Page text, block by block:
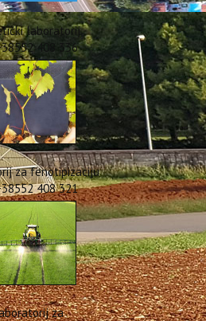
laboratorij
408 336
za fenotipizaciju
408 321
za